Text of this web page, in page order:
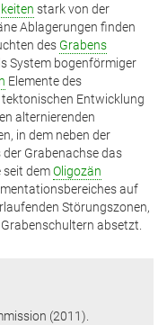
stark von der
Ablagerungen finden
des Grabens
System bogenförmiger
Elemente des
Entwicklung
alternierenden
in dem neben der
Grabenachse das
seit demOligozän
auf
Störungszonen,
absetzt.
(2011).